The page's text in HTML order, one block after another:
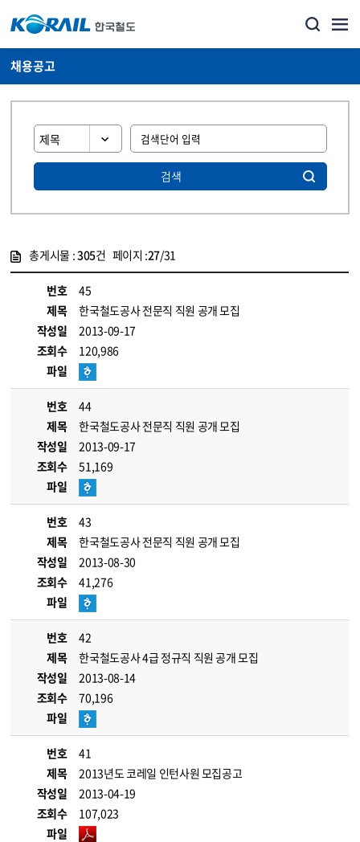
채용공고
검색
총게시물 :305건 페이지 :27/31
번호
45
제목
한국철도공사 전문직 직원 공개 모집
작성일
2013-09-17
조회수
120,986
파일
번호
44
제목
한국철도공사 전문직 직원 공개 모집
작성일
2013-09-17
조회수
51,169
파일
번호
43
제목
한국철도공사 전문직 직원 공개 모집
작성일
2013-08-30
조회수
41,276
파일
번호
42
제목
한국철도공사 4급 정규직 직원 공개 모집
작성일
2013-08-14
조회수
70,196
파일
번호
41
제목
2013년도 코레일 인턴사원 모집공고
작성일
2013-04-19
조회수
107,023
파일